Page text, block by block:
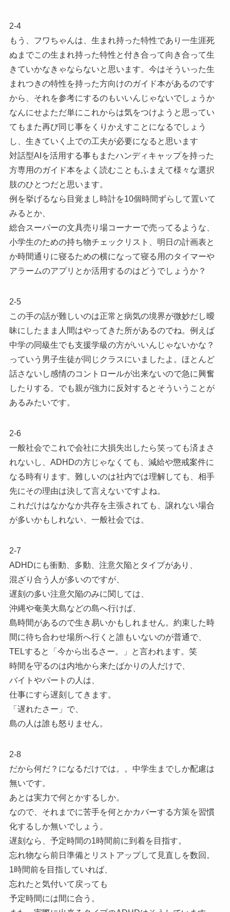
2-4
もう、フワちゃんは、生まれ持った特性であり一生涯死
ぬまでこの生まれ持った特性と付き合って向き合って生
きていかなきゃならないと思います。今はそういった生
まれつきの特性を持った方向けのガイド本があるのです
から、それを参考にするのもいいんじゃないでしょうか
なんにせよただ単にこれからは気をつけようと思ってい
てもまた再び同じ事をくりかえすことになるでしょう
し、生きていく上での工夫が必要になると思います
対話型AIを活用する事もまたハンディキャップを持った
方専用のガイド本をよく読むこともふまえて様々な選択
肢のひとつだと思います。
例を挙げるなら目覚まし時計を10個時間ずらして置いて
みるとか、
総合スーパーの文具売り場コーナーで売ってるような、
小学生のための持ち物チェックリスト、明日の計画表と
か時間通りに寝るための横になって寝る用のタイマーや
アラームのアプリとか活用するのはどうでしょうか？
2-5
この手の話が難しいのは正常と病気の境界が微妙だし曖
昧にしたまま人間はやってきた所があるのでね。例えば
中学の同級生でも支援学級の方がいいんじゃないかな？
っていう男子生徒が同じクラスにいましたよ。ほとんど
話さないし感情のコントロールが出来ないので急に興奮
したりする。でも親が強力に反対するとそういうことが
あるみたいです。
2-6
一般社会でこれで会社に大損失出したら笑っても済まさ
れないし、ADHDの方じゃなくても、減給や懲戒案件に
なる時有ります。難しいのは社内では理解しても、相手
先にその理由は決して言えないですよね。
これだけはなかなか共存を主張されても、譲れない場合
が多いかもしれない、一般社会では。
2-7
ADHDにも衝動、多動、注意欠陥とタイプがあり、
混ざり合う人が多いのですが、
遅刻の多い注意欠陥のみに関しては、
沖縄や奄美大島などの島へ行けば、
島時間があるので生き易いかもしれません。約束した時
間に待ち合わせ場所へ行くと誰もいないのが普通で、
TELすると「今から出るさー。」と言われます。笑
時間を守るのは内地から来たばかりの人だけで、
バイトやパートの人は、
仕事にすら遅刻してきます。
「遅れたさー」で、
島の人は誰も怒りません。
2-8
だから何だ？になるだけでは。。中学生までしか配慮は
無いです。
あとは実力で何とかするしか。
なので、それまでに苦手を何とかカバーする方策を習慣
化するしか無いでしょう。
遅刻なら、予定時間の1時間前に到着を目指す。
忘れ物なら前日準備とリストアップして見直しを数回。
1時間前を目指していれば、
忘れたと気付いて戻っても
予定時間には間に合う。